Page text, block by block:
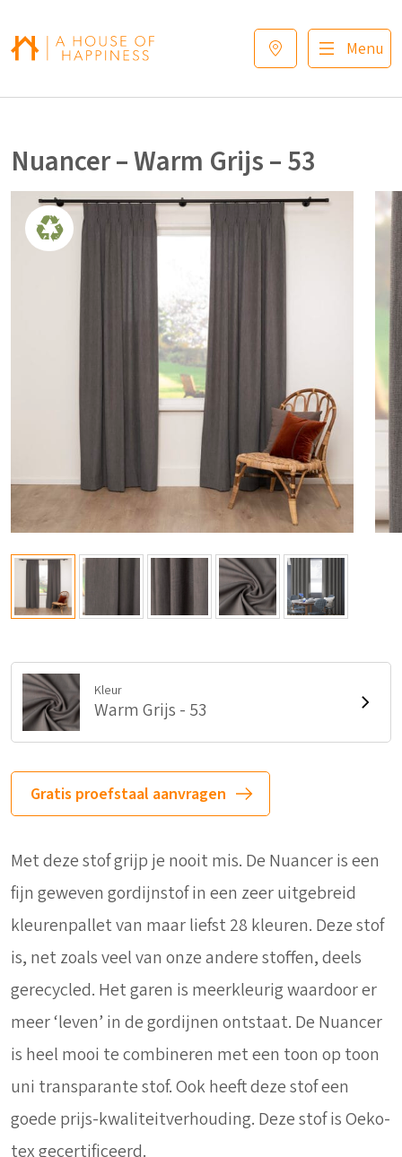
Menu
Nuancer – Warm Grijs – 53
Kleur
Warm Grijs - 53
Gratis proefstaal aanvragen
Met deze stof grijp je nooit mis. De Nuancer is een
fijn geweven gordijnstof in een zeer uitgebreid
kleurenpallet van maar liefst 28 kleuren. Deze stof
is, net zoals veel van onze andere stoffen, deels
gerecycled. Het garen is meerkleurig waardoor er
meer ‘leven’ in de gordijnen ontstaat. De Nuancer
is heel mooi te combineren met een toon op toon
uni transparante stof. Ook heeft deze stof een
goede prijs-kwaliteitverhouding. Deze stof is Oeko-
tex gecertificeerd.